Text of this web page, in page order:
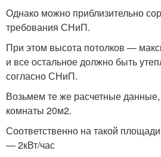
Однако можно приблизительно
требования СНиП.
При этом высота потолков —
и все остальное должно быть
согласно СНиП.
Возьмем те же расчетные
комнаты 20м2.
Соответственно на такой
— 2кВт/час